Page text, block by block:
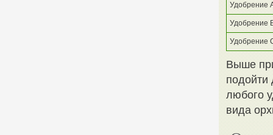
Удобрение
Удобрение
Удобрение
Выше
подойти
любого
вида